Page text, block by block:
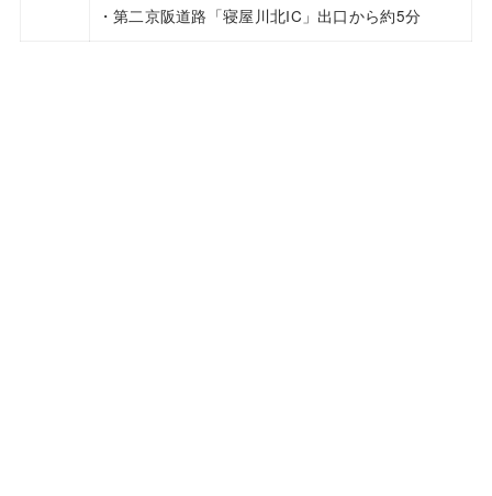
・第二京阪道路「寝屋川北IC」出口から約5分